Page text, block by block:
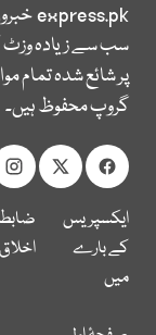
express.pk
سب سے زیادہ
پر شائع شدہ تمام
گروپ محفوظ ہیں۔
ایکسپریس
کے بارے
میں
اخلاق